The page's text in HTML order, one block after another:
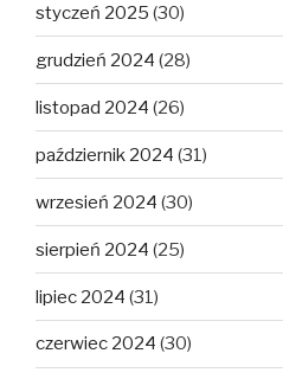
styczeń 2025 (30)
grudzień 2024 (28)
listopad 2024 (26)
październik 2024 (31)
wrzesień 2024 (30)
sierpień 2024 (25)
lipiec 2024 (31)
czerwiec 2024 (30)